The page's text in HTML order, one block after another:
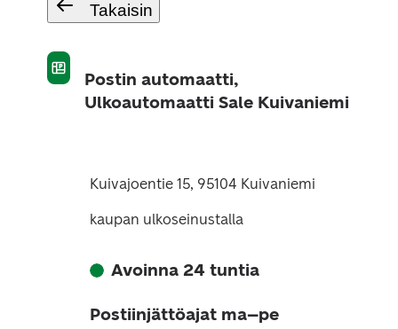
Takaisin
Postin automaatti,
Ulkoautomaatti Sale Kuivaniemi
Kuivajoentie 15, 95104 Kuivaniemi
kaupan ulkoseinustalla
Avoinna 24 tuntia
Postiinjättöajat ma–pe